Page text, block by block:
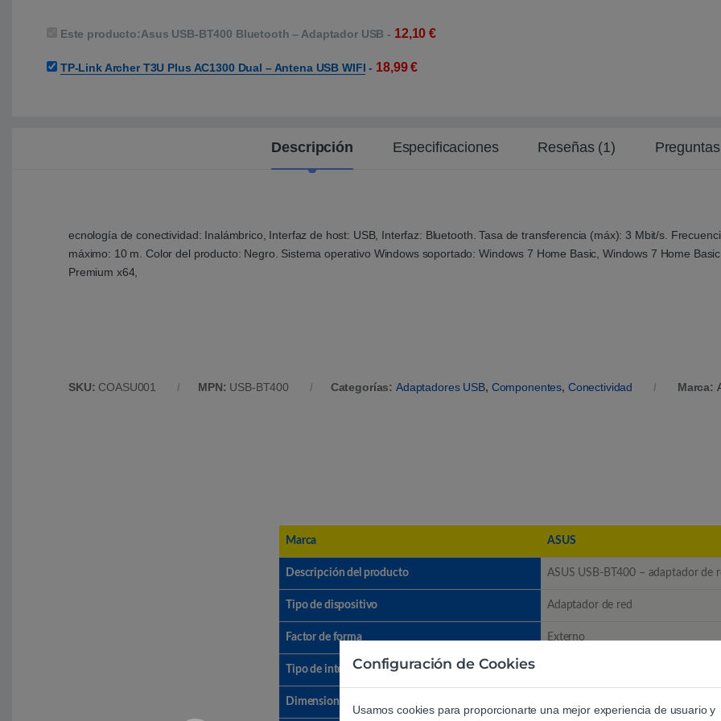
Este producto:Asus USB-BT400 Bluetooth – Adaptador USB - 12,10€
TP-Link Archer T3U Plus AC1300 Dual – Antena USB WIFI - 18,99€
Descripción Especificaciones Reseñas (1)
ecnología de conectividad: Inalámbrico, Interfaz de host: USB, Interfaz: Bluetooth. Tasa de transferencia (máx): 3 Mbit/s.
máximo: 10 m. Color del producto: Negro. Sistema operativo Windows soportado: Windows 7 Home Basic, Windows 7 Home
Premium x64,
SKU: COASU001 MPN: USB-BT400 Categorías:Adaptadores USB, Componentes, Conectividad Marca:
Marca ASUS
Descripción del producto ASUS USB-BT400 – adaptador de
Tipo de dispositivo Adaptador de red
Factor de forma Externo
Tipo de interfaz (bus)
Dimensiones (Ancho x Profundidad x Altura)
Configuración de Cookies
Usamos cookies para proporcionarte una mejor experiencia de usuario y